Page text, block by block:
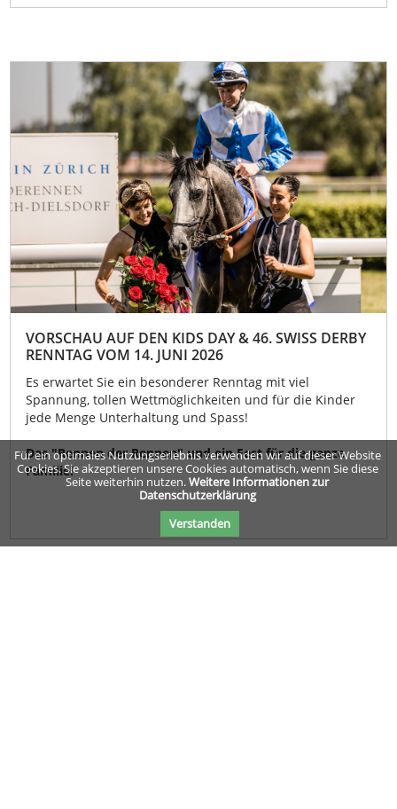
VORSCHAU AUF DEN KIDS DAY & 46. SWISS DERBY
RENNTAG VOM 14. JUNI 2026
Es erwartet Sie ein besonderer Renntag mit viel
Spannung, tollen Wettmöglichkeiten und für die Kinder
jede Menge Unterhaltung und Spass!
Das "Rennen der Rennen" und ein Fest für die ganze
Familie!
Für ein optimales Nutzungserlebnis verwenden wir auf dieser Website
Cookies. Sie akzeptieren unsere Cookies automatisch, wenn Sie diese
Seite weiterhin nutzen.Weitere Informationen zur
Datenschutzerklärung
Verstanden